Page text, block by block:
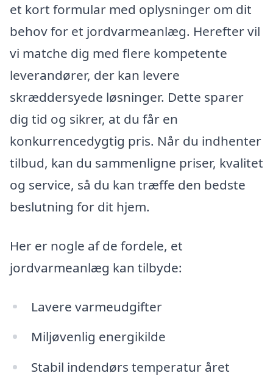
et kort formular med oplysninger om dit
behov for et jordvarmeanlæg. Herefter vil
vi matche dig med flere kompetente
leverandører, der kan levere
skræddersyede løsninger. Dette sparer
dig tid og sikrer, at du får en
konkurrencedygtig pris. Når du indhenter
tilbud, kan du sammenligne priser, kvalitet
og service, så du kan træffe den bedste
beslutning for dit hjem.
Her er nogle af de fordele, et
jordvarmeanlæg kan tilbyde:
Lavere varmeudgifter
Miljøvenlig energikilde
Stabil indendørs temperatur året